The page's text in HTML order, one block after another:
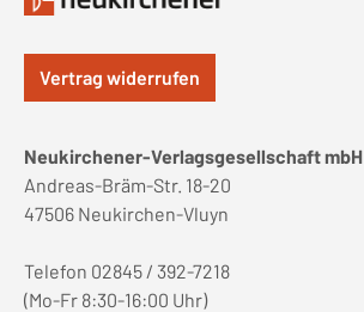
Vertrag widerrufen
Neukirchener-Verlagsgesellschaft mbH
Andreas-Bräm-Str. 18-20
47506 Neukirchen-Vluyn
Telefon 02845 / 392-7218
(Mo-Fr 8:30-16:00 Uhr)